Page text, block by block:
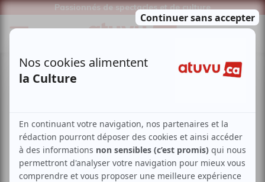
Passionnés de spectacles et de culture